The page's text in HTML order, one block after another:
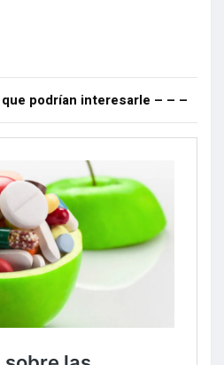
podrían interesarle – – –